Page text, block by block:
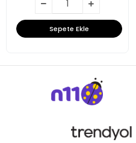
Sepete Ekle